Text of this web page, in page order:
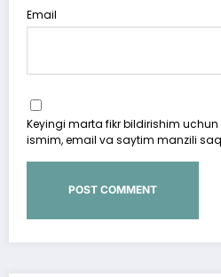
Email
Keyingi marta fikr bildirishim
ismim, email va saytim manzili